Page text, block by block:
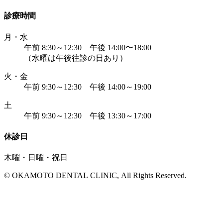
診療時間
月・水
午前 8:30～12:30 午後 14:00〜18:00
（水曜は午後往診の日あり）
火・金
午前 9:30～12:30 午後 14:00～19:00
土
午前 9:30～12:30 午後 13:30～17:00
休診日
木曜・日曜・祝日
© OKAMOTO DENTAL CLINIC, All Rights Reserved.